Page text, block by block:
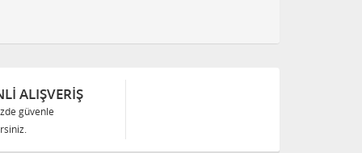
ALIŞVERİŞ
güvenle